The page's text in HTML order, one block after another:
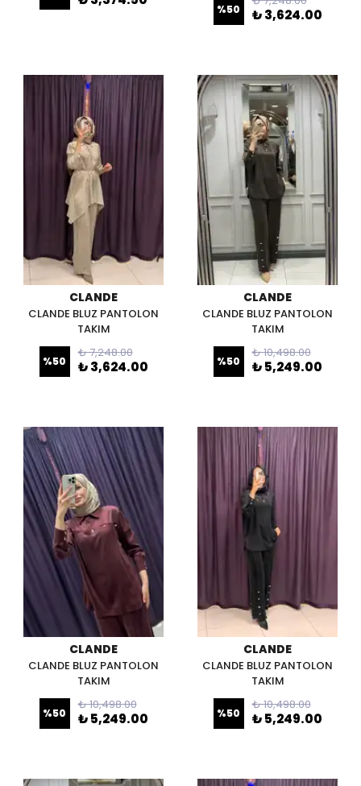
%50 ₺ 3,624.00
CLANDE
CLANDE BLUZ PANTOLON
TAKIM
%50
₺ 7,248.00
₺ 3,624.00
CLANDE
CLANDE BLUZ PANTOLON
TAKIM
%50
₺ 10,498.00
₺ 5,249.00
CLANDE
CLANDE BLUZ PANTOLON
TAKIM
%50
₺ 10,498.00
₺ 5,249.00
CLANDE
CLANDE BLUZ PANTOLON
TAKIM
%50
₺ 10,498.00
₺ 5,249.00